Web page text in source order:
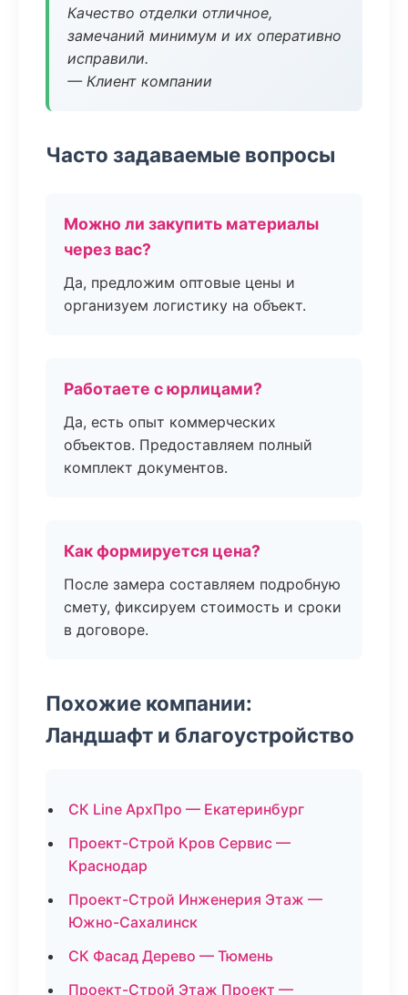
Качество отделки отличное,
замечаний минимум и их оперативно
исправили.
— Клиент компании
Часто задаваемые вопросы
Можно ли закупить материалы
через вас?
Да, предложим оптовые цены и
организуем логистику на объект.
Работаете с юрлицами?
Да, есть опыт коммерческих
объектов. Предоставляем полный
комплект документов.
Как формируется цена?
После замера составляем подробную
смету, фиксируем стоимость и сроки
в договоре.
Похожие компании:
Ландшафт и благоустройство
СК Line АрхПро — Екатеринбург
Проект-Строй Кров Сервис —
Краснодар
Проект-Строй Инженерия Этаж —
Южно-Сахалинск
СК Фасад Дерево — Тюмень
Проект-Строй Этаж Проект —